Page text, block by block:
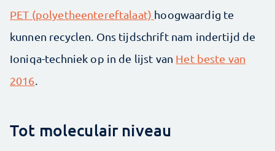
PET (polyetheentereftalaat) hoogwaardig te
kunnen recyclen. Ons tijdschrift nam indertijd de
Ioniqa-techniek op in de lijst van Het beste van
2016.
Tot moleculair niveau